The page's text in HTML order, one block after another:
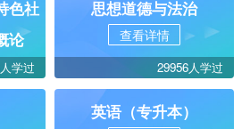
色社
论
学过
思想道德与法治
查看详情
29956人学过
英语（专升本）